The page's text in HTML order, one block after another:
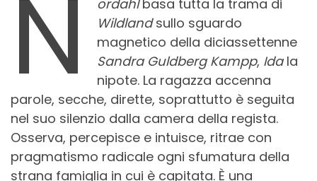
N ordahlbasa tutta la trama di
Wildlandsullo sguardo
magnetico della diciassettenne
Sandra Guldberg Kampp, Idala
nipote. La ragazza accenna
parole, secche, dirette, soprattutto è seguita
nel suo silenzio dalla camera della regista.
Osserva, percepisce e intuisce, ritrae con
pragmatismo radicale ogni sfumatura della
strana famiglia in cui è capitata. È una